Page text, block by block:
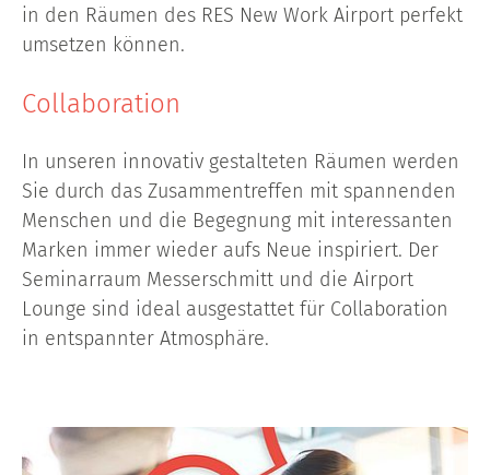
in den Räumen des RES New Work Airport perfekt
umsetzen können.
Collaboration
In unseren innovativ gestalteten Räumen werden
Sie durch das Zusammentreffen mit spannenden
Menschen und die Begegnung mit interessanten
Marken immer wieder aufs Neue inspiriert. Der
Seminarraum Messerschmitt und die Airport
Lounge sind ideal ausgestattet für Collaboration
in entspannter Atmosphäre.